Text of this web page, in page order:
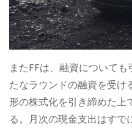
またFFは、融資について
たなラウンドの融資を受け
形の株式化を引き締めた上
る。月次の現金支出はすで